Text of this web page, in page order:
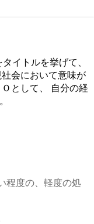
イトルを挙げて、
会において意味が
として、 自分の経
程度の、軽度の処